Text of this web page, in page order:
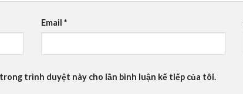
Email*
trình duyệt này cho lần bình luận kế tiếp của tôi.